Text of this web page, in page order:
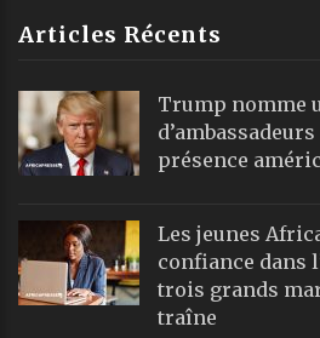
Articles Récents
Trump nomme
présence
Les jeunes
confiance dans
trois grands
traîne